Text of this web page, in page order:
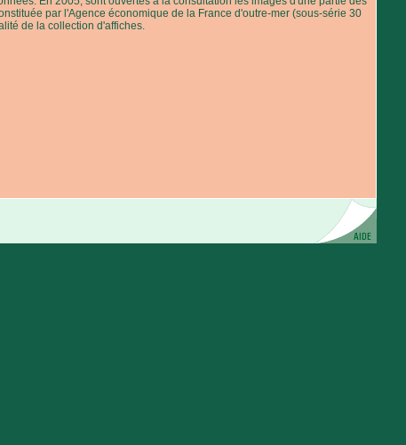
par l'Agence économique de la France d'outre-mer (sous-série 30
de la collection d'affiches.